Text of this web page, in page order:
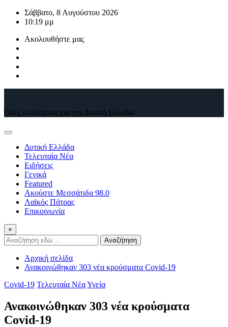
ΜετάβασηΣάββατο, 8 Αυγούστου 2026
10:19 μμ
Ακολουθήστε μας
Όλες οι ειδήσεις για την Δυτική Ελλάδα
Δυτική Ελλάδα
Τελευταία Νέα
Ειδήσεις
Γενικά
Featured
Ακούστε Μεσσάτιδα 98.0
Λαϊκός Πάτρας
Επικοινωνία
×
Αναζήτηση
Αρχική σελίδα
Ανακοινώθηκαν 303 νέα κρούσματα Covid-19
Covid-19 Τελευταία ΝέαΥγεία
Ανακοινώθηκαν 303 νέα κρούσματα
Covid-19